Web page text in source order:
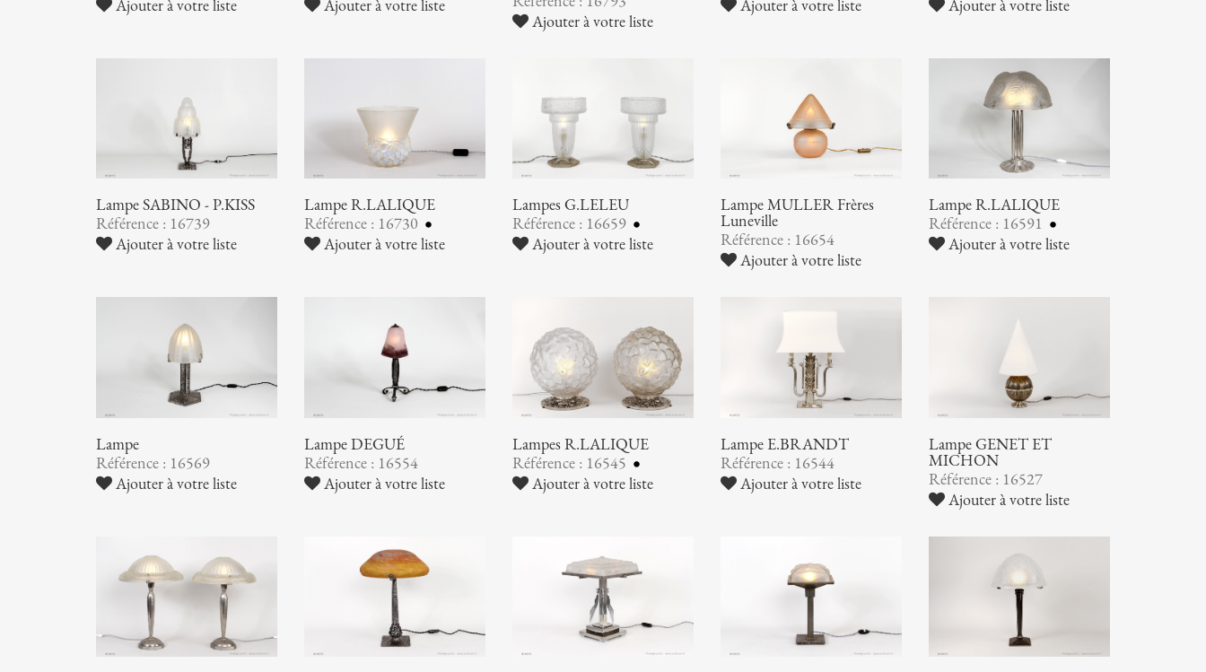
Ajouter à votre liste
Ajouter à votre liste
Ajouter à votre liste
Ajouter à votre liste
Ajouter à votre liste
Lampe SABINO - P.KISS
Référence : 16739
Ajouter à votre liste
Lampe R.LALIQUE
Référence : 16730
Ajouter à votre liste
Lampes G.LELEU
Référence : 16659
Ajouter à votre liste
Lampe MULLER Frères
Luneville
Référence : 16654
Ajouter à votre liste
Lampe R.LALIQUE
Référence : 16591
Ajouter à votre liste
Lampe
Référence : 16569
Ajouter à votre liste
Lampe DEGUÉ
Référence : 16554
Ajouter à votre liste
Lampes R.LALIQUE
Référence : 16545
Ajouter à votre liste
Lampe E.BRANDT
Référence : 16544
Ajouter à votre liste
Lampe GENET ET
MICHON
Référence : 16527
Ajouter à votre liste